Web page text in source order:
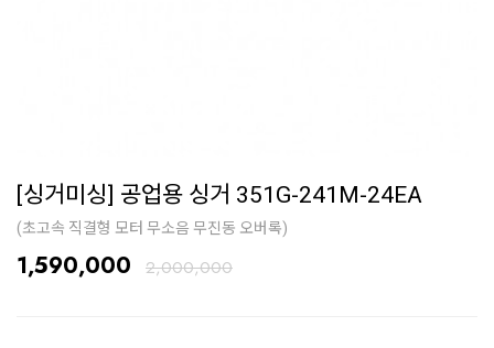
[싱거미싱] 공업용 싱거 351G-241M-24EA
(초고속 직결형 모터 무소음 무진동 오버록)
1,590,000 2,000,000